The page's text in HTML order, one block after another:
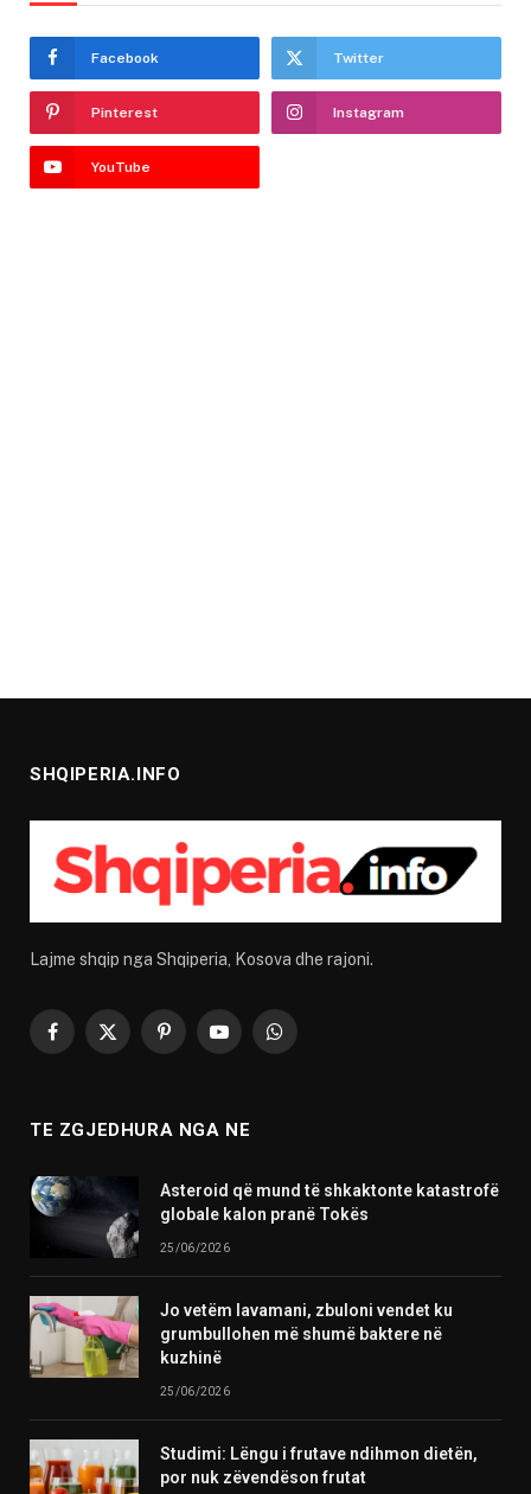
Facebook Twitter
Pinterest Instagram
YouTube
SHQIPERIA.INFO
Lajme shqip nga Shqiperia, Kosova dhe rajoni.
Facebook
X
PinterestYouTubeWhatsApp
TE ZGJEDHURA NGA NE
Asteroid që mund të shkaktonte katastrofë
globale kalon pranë Tokës
25/06/2026
Jo vetëm lavamani, zbuloni vendet ku
grumbullohen më shumë baktere në
kuzhinë
25/06/2026
Studimi: Lëngu i frutave ndihmon dietën,
por nuk zëvendëson frutat